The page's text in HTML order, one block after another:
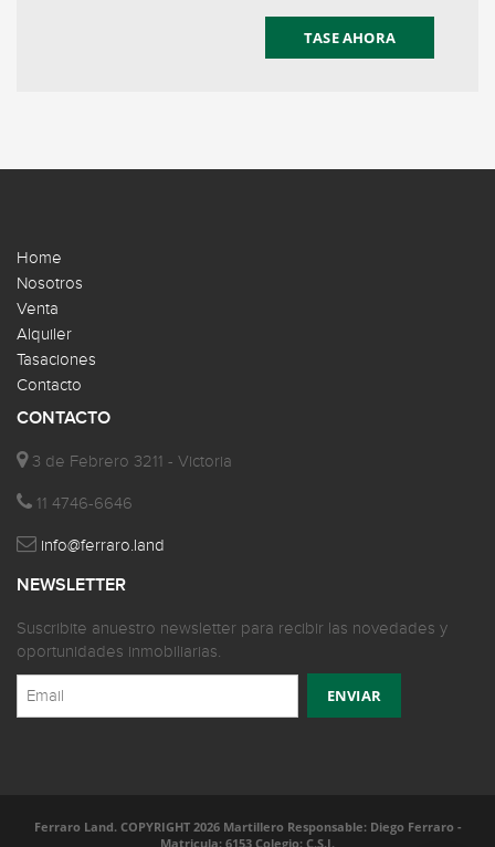
TASE AHORA
Home
Nosotros
Venta
Alquiler
Tasaciones
Contacto
CONTACTO
3 de Febrero 3211 - Victoria
11 4746-6646
info@ferraro.land
NEWSLETTER
Suscribite anuestro newsletter para recibir las novedades y
oportunidades inmobiliarias.
Ferraro Land. COPYRIGHT 2026 Martillero Responsable: Diego Ferraro -
Matricula: 6153 Colegio: C.S.I.